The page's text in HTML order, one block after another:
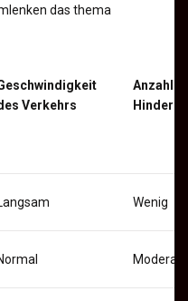
das thema
Verkehrs
Anzahl
Wenig
Moderate